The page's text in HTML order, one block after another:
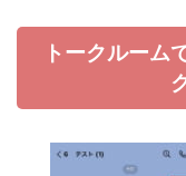
トークルーム